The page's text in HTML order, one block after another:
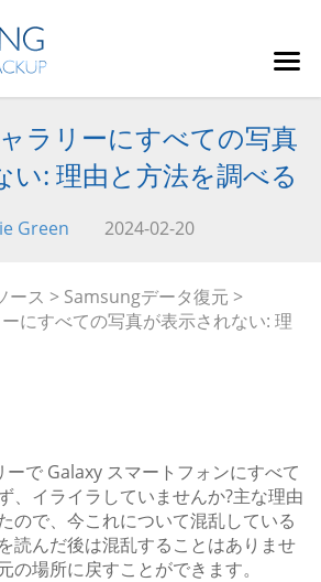
ラリーにすべての写真
い: 理由と方法を調べる
Green 2024-02-20
ース > Samsungデータ復元 >
にすべての写真が表示されない: 理
で Galaxy スマートフォンにすべて
、イライラしていませんか?主な理由
ので、今これについて混乱している
読んだ後は混乱することはありませ
の場所に戻すことができます。